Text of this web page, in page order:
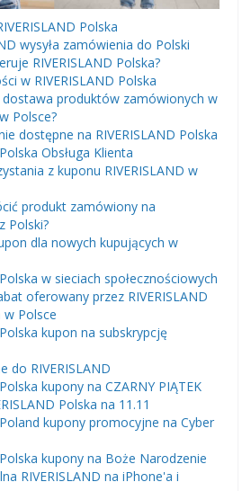
Polska
wysyła zamówienia do Polski
RIVERISLAND Polska?
w RIVERISLAND Polska
dostawa produktów zamówionych w
Polsce?
dostępne na RIVERISLAND Polska
Obsługa Klienta
z kuponu RIVERISLAND w
produkt zamówiony na
Polski?
dla nowych kupujących w
w sieciach społecznościowych
oferowany przez RIVERISLAND
w Polsce
kupon na subskrypcję
do RIVERISLAND
kupony na CZARNY PIĄTEK
Polska na 11.11
kupony promocyjne na Cyber
kupony na Boże Narodzenie
RIVERISLAND na iPhone'a i